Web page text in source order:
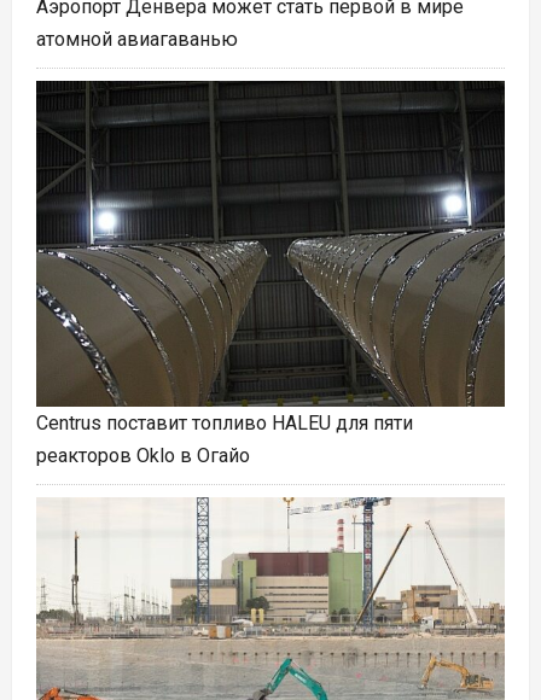
Аэропорт Денвера может стать первой в мире
атомной авиагаванью
Centrus поставит топливо HALEU для пяти
реакторов Oklo в Огайо